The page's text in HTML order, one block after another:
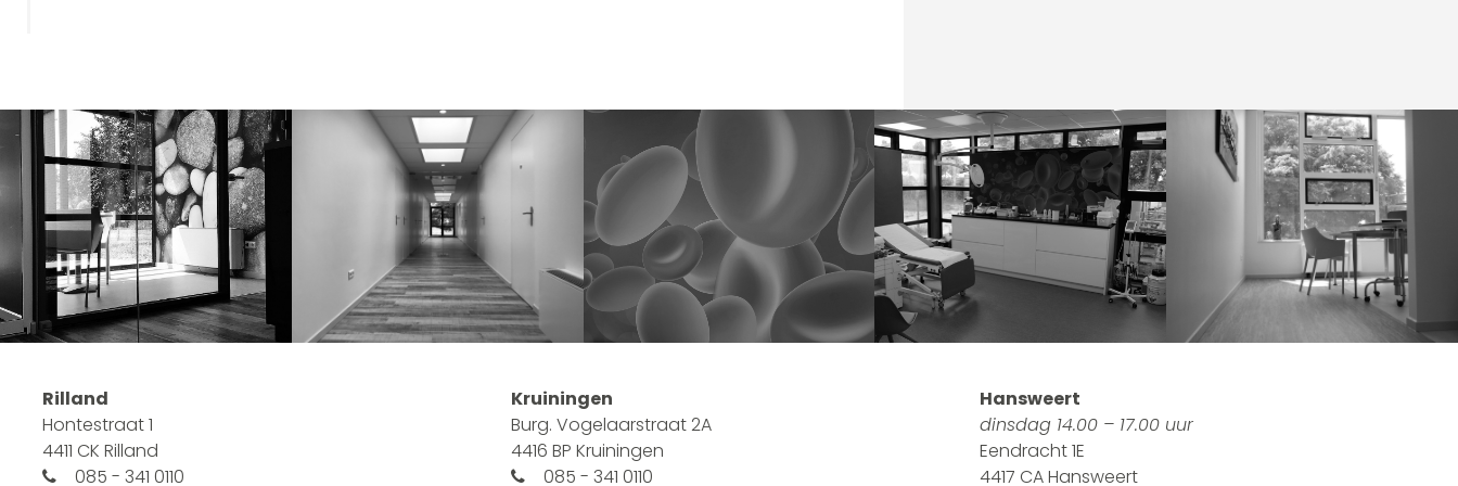
Rilland
Hontestraat 1
4411 CK Rilland
085 - 341 0110
Kruiningen
Burg. Vogelaarstraat 2A
4416 BP Kruiningen
085 - 341 0110
Hansweert
dinsdag 14.00 – 17.00 uur
Eendracht 1E
4417 CA Hansweert